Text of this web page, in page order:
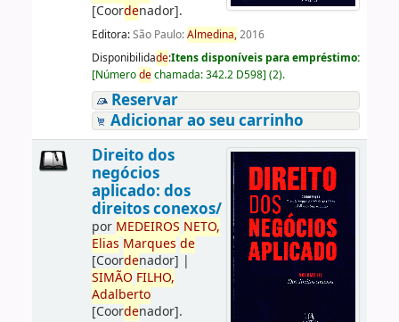
[Coordenador].
Editora:São Paulo:Almedina,2016
Disponibilidade:Itens disponíveis para empréstimo:
[Númerodechamada:342.2 D598] (2).
Reservar
Adicionar ao seu carrinho
Direito dos
negócios
aplicado: dos
direitos conexos/
por MEDEIROS NETO,
Elias Marques de
[Coordenador] |
SIMÃO FILHO,
Adalberto
[Coordenador].